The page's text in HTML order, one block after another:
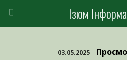
Ізюм
03.05.2025